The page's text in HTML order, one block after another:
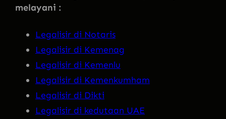
melayani :
Legalisir di Notaris
Legalisir di Kemenag
Legalisir di Kemenlu
Legalisir di Kemenkumham
Legalisir di Dikti
Legalisir di kedutaan UAE